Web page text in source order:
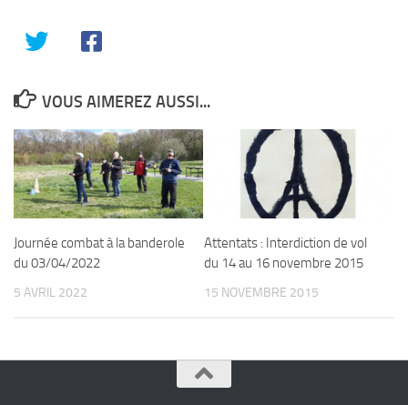
VOUS AIMEREZ AUSSI...
Journée combat à la banderole
du 03/04/2022
5 AVRIL 2022
Attentats : Interdiction de vol
du 14 au 16 novembre 2015
15 NOVEMBRE 2015